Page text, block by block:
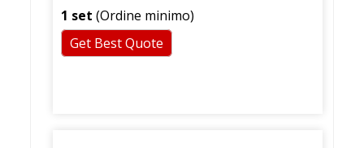
1 set (Ordine minimo)
Get Best Quote